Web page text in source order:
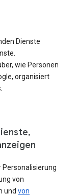
Dienste
wie Personen
organisiert
Personalisierung
von
und von